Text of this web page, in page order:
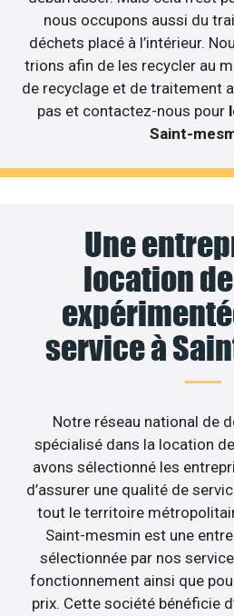
nous occupons aussi du
déchets placé à l’intérieur.
trions afin de les recycler au
de recyclage et de traitement
pas et contactez-nous pour
Saint-
Une
location
service à
Notre réseau national de
spécialisé dans la location
avons sélectionné les
d’assurer une qualité de
tout le territoire
Saint-mesmin est une
sélectionnée par nos
fonctionnement ainsi que
prix. Cette société bénéficie